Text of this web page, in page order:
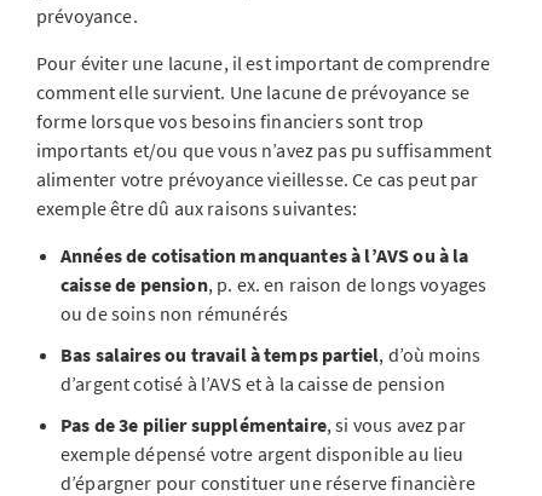
prévoyance.
Pour éviter une lacune, il est important de comprendre
comment elle survient. Une lacune de prévoyance se
forme lorsque vos besoins financiers sont trop
importants et/ou que vous n’avez pas pu suffisamment
alimenter votre prévoyance vieillesse. Ce cas peut par
exemple être dû aux raisons suivantes:
Années de cotisation manquantes à l’AVS ou à la
caisse de pension, p. ex. en raison de longs voyages
ou de soins non rémunérés
Bas salaires ou travail à temps partiel, d’où moins
d’argent cotisé à l’AVS et à la caisse de pension
Pas de 3e pilier supplémentaire,si vous avez par
exemple dépensé votre argent disponible au lieu
d’épargner pour constituer une réserve financière